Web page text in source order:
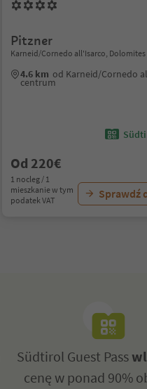
Pitzner
Karneid/Cornedo all'Isarco, Dolomites
4.6 km od Karneid/Cornedo
centrum
Od 220€
1 nocleg / 1
mieszkanie w tym
podatek VAT
Sprawdź
Südtirol Guest Pass
cenę w ponad 90%